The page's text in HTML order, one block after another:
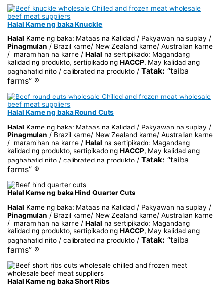
Halal Karne ng baka Knuckle
Halal Karne ng baka: Mataas na Kalidad / Pakyawan na suplay /
Pinagmulan / Brazil karne/ New Zealand karne/ Australian karne
/ maramihan na karne /Halal na sertipikado: Magandang
kalidad ng produkto, sertipikado ngHACCP, May kalidad ang
paghahatid nito / calibrated na produkto /Tatak: “taiba
farms” ®
Halal Karne ng baka Round Cuts
Halal Karne ng baka: Mataas na Kalidad / Pakyawan na suplay /
Pinagmulan / Brazil karne/ New Zealand karne/ Australian karne
/ maramihan na karne /Halal na sertipikado: Magandang
kalidad ng produkto, sertipikado ngHACCP, May kalidad ang
paghahatid nito / calibrated na produkto /Tatak: “taiba
farms” ®
Halal Karne ng baka Hind Quarter Cuts
Halal Karne ng baka: Mataas na Kalidad / Pakyawan na suplay /
Pinagmulan / Brazil karne/ New Zealand karne/ Australian karne
/ maramihan na karne /Halal na sertipikado: Magandang
kalidad ng produkto, sertipikado ngHACCP, May kalidad ang
paghahatid nito / calibrated na produkto /Tatak: “taiba
farms” ®
Halal Karne ng baka Short Ribs